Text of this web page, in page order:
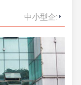
中小型企业